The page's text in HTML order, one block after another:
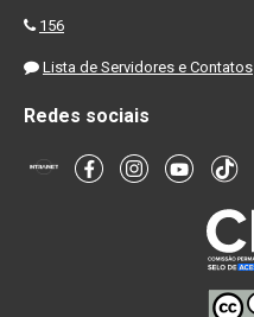
156
Lista de Servidores e Contatos
Redes sociais